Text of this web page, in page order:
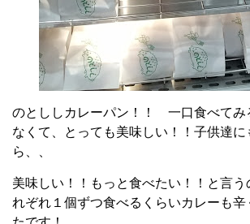
のとししカレーパン！！ 一口食べてみ
なくて、とっても美味しい！！子供達に
ら、、
美味しい！！もっと食べたい！！と言
れぞれ１個ずつ食べるくらいカレーも辛